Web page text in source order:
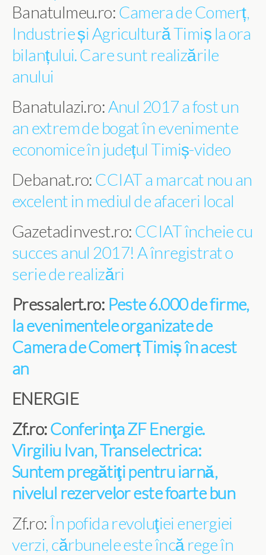
Banatulmeu.ro: Camera de Comerț,
Industrie și Agricultură Timiș la ora
bilanțului. Care sunt realizările
anului
Banatulazi.ro:Anul 2017 a fost un
an extrem de bogat în evenimente
economice în județul Timiș-video
Debanat.ro: CCIAT a marcat nou an
excelent in mediul de afaceri local
Gazetadinvest.ro: CCIAT încheie cu
succes anul 2017! A înregistrat o
serie de realizări
Pressalert.ro: Peste 6.000 de firme,
la evenimentele organizate de
Camera de Comerț Timiș în acest
an
ENERGIE
Zf.ro:Conferinţa ZF Energie.
Virgiliu Ivan, Transelectrica:
Suntem pregătiţi pentru iarnă,
nivelul rezervelor este foarte bun
Zf.ro: În pofida revoluţiei energiei
verzi, cărbunele este încă rege în